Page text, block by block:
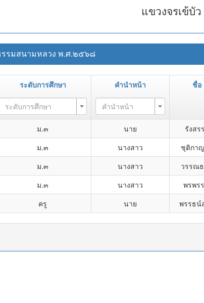
แขวงจรเข้บั
รรมสนามหลวง พ.ศ.๒๕๖๘
ระดับการศึกษา คำนำหน้า ชื่อ
ระดับการศึกษา คำนำหน้า
ม.๓ นาย รังสร
ม.๓ นางสาว ชุติกา
ม.๓ นางสาว วรรณ
ม.๓ นางสาว พรพร
ครู นาย พรรธน์